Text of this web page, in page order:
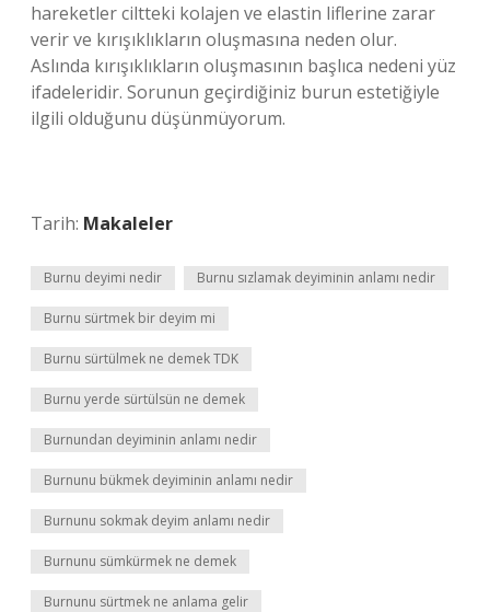
hareketler ciltteki kolajen ve elastin liflerine zarar
verir ve kırışıklıkların oluşmasına neden olur.
Aslında kırışıklıkların oluşmasının başlıca nedeni yüz
ifadeleridir. Sorunun geçirdiğiniz burun estetiğiyle
ilgili olduğunu düşünmüyorum.
Tarih: Makaleler
Burnu deyimi nedir Burnu sızlamak deyiminin anlamı nedir
Burnu sürtmek bir deyim mi
Burnu sürtülmek ne demek TDK
Burnu yerde sürtülsün ne demek
Burnundan deyiminin anlamı nedir
Burnunu bükmek deyiminin anlamı nedir
Burnunu sokmak deyim anlamı nedir
Burnunu sümkürmek ne demek
Burnunu sürtmek ne anlama gelir